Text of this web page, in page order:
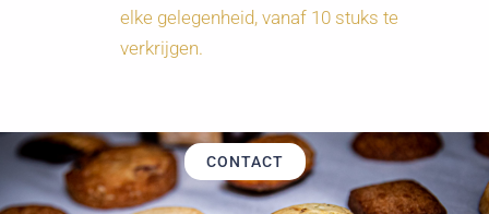
elke gelegenheid, vanaf 10 stuks te
verkrijgen.
CONTACT